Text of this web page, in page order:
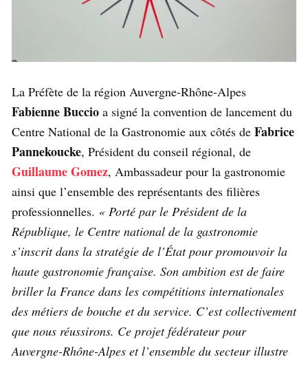
La Préfète de la région Auvergne-Rhône-Alpes
Fabienne Buccio a signé la convention de lancement du
Centre National de la Gastronomie aux côtés de Fabrice
Pannekoucke, Président du conseil régional, de
Guillaume Gomez, Ambassadeur pour la gastronomie
ainsi que l’ensemble des représentants des filières
professionnelles. « Porté par le Président de la
République, le Centre national de la gastronomie
s’inscrit dans la stratégie de l’État pour promouvoir la
haute gastronomie française. Son ambition est de faire
briller la France dans les compétitions internationales
des métiers de bouche et du service. C’est collectivement
que nous réussirons. Ce projet fédérateur pour
Auvergne-Rhône-Alpes et l’ensemble du secteur illustre